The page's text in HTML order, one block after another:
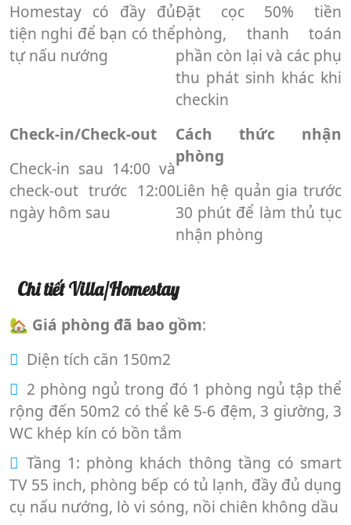
Homestay có đầy đủ
tiện nghi để bạn có thể
tự nấu nướng
Đặt cọc 50% tiền
phòng, thanh toán
phần còn lại và các phụ
thu phát sinh khác khi
checkin
Check-in/Check-out
Check-in sau 14:00 và
check-out trước 12:00
ngày hôm sau
Cách thức nhận
phòng
Liên hệ quản gia trước
30 phút để làm thủ tục
nhận phòng
Chi tiết Villa/Homestay
🏡 Giá phòng đã bao gồm:
Diện tích căn 150m2
2 phòng ngủ trong đó 1 phòng ngủ tập thể
rộng đến 50m2 có thể kê 5-6 đệm, 3 giường, 3
WC khép kín có bồn tắm
Tầng 1: phòng khách thông tầng có smart
TV 55 inch, phòng bếp có tủ lạnh, đầy đủ dụng
cụ nấu nướng, lò vi sóng, nồi chiên không dầu